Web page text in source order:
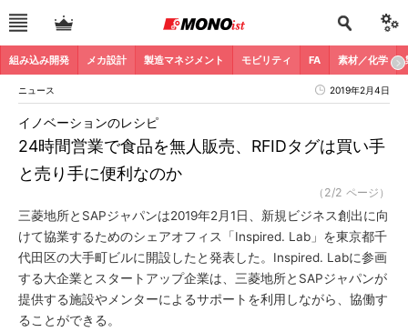
組み込み開発 メカ設計 製造マネジメント モビリティ FA 素材／化学
ニュース 2019年2月4日
24時間営業で食品を無人販売、RFIDタグは買い手
と売り手に便利なのか
イノベーションのレシピ
（2/2 ページ）
三菱地所とSAPジャパンは2019年2月1日、新規ビジネス創出に向
けて協業するためのシェアオフィス「Inspired. Lab」を東京都千
代田区の大手町ビルに開設したと発表した。Inspired. Labに参画
する大企業とスタートアップ企業は、三菱地所とSAPジャパンが
提供する施設やメンターによるサポートを利用しながら、協働す
ることができる。